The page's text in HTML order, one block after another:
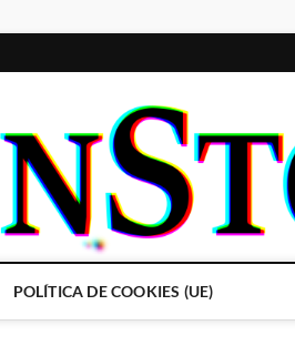
POLÍTICA DE COOKIES (UE)